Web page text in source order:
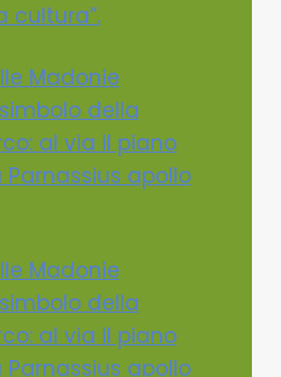
cultura”.
Madonie
della
al via il piano
apollo
Madonie
della
al via il piano
apollo